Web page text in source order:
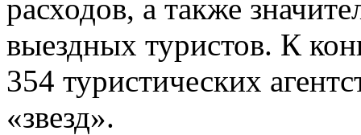
расходов, а также
выездных туристов. К
354 туристических
«звезд».